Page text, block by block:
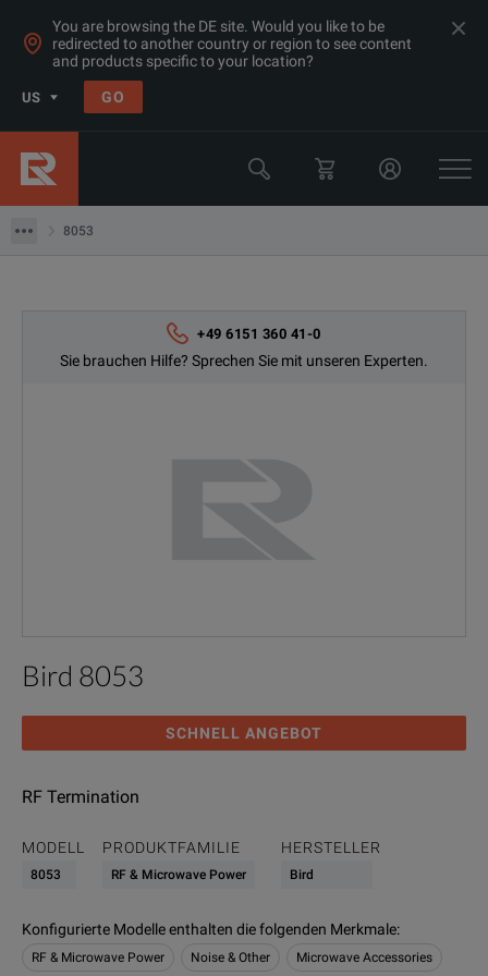
You are browsing the DE site. Would you like to be
redirected to another country or region to see content
and products specific to your location?
US GO
8053
HF Leistungs- und Rauschmessgeräte
Mikrowellen-Zubehör
+49 6151 360 41-0
Sie brauchen Hilfe? Sprechen Sie mit unseren Experten.
Bird 8053
SCHNELL ANGEBOT
RF Termination
MODELL
8053
PRODUKTFAMILIE
RF & Microwave Power
HERSTELLER
Bird
Konfigurierte Modelle enthalten die folgenden Merkmale:
RF & Microwave Power Noise & Other Microwave Accessories